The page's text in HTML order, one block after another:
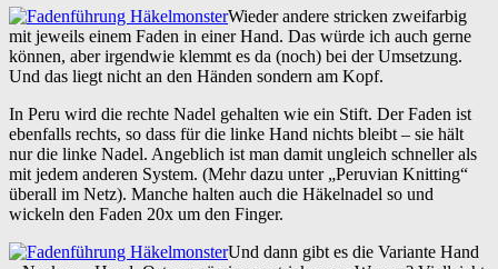
Wieder andere stricken zweifarbig
mit jeweils einem Faden in einer Hand. Das würde ich auch gerne
können, aber irgendwie klemmt es da (noch) bei der Umsetzung.
Und das liegt nicht an den Händen sondern am Kopf.
In Peru wird die rechte Nadel gehalten wie ein Stift. Der Faden ist
ebenfalls rechts, so dass für die linke Hand nichts bleibt – sie hält
nur die linke Nadel. Angeblich ist man damit ungleich schneller als
mit jedem anderen System. (Mehr dazu unter „Peruvian Knitting“
überall im Netz). Manche halten auch die Häkelnadel so und
wickeln den Faden 20x um den Finger.
Und dann gibt es die Variante Hand